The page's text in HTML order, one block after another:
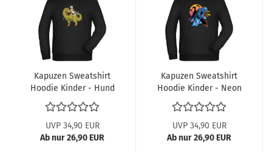
Kapuzen Sweatshirt
Hoodie Kinder - Hund
auf T-Rex
UVP 34,90 EUR
Ab nur 26,90 EUR
Kapuzen Sweatshirt
Hoodie Kinder - Neon
T-Rex
UVP 34,90 EUR
Ab nur 26,90 EUR